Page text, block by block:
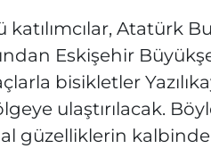
Atatürk
Eskişehir
bisikletler
ulaştırılacak.
güzelliklerin